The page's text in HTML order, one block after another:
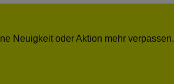
Neuigkeit oder Aktion mehr verpassen.